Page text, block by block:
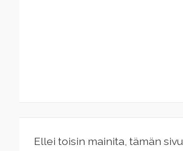
Ellei toisin mainita, tämän